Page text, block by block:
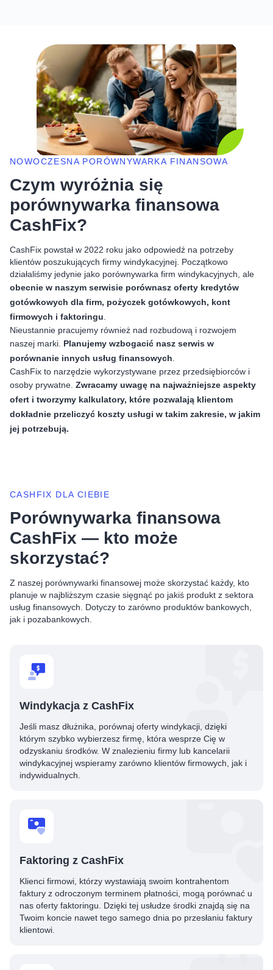
NOWOCZESNA PORÓWNYWARKA FINANSOWA
Czym wyróżnia się
porównywarka finansowa
CashFix?
CashFix powstał w 2022 roku jako odpowiedź na potrzeby
klientów poszukujących firmy windykacyjnej. Początkowo
działaliśmy jedynie jako porównywarka firm windykacyjnych, ale
obecnie w naszym serwisie porównasz oferty kredytów
gotówkowych dla firm, pożyczek gotówkowych, kont
firmowych i faktoringu
Nieustannie pracujemy również nad rozbudową i rozwojem
naszej marki. Planujemy wzbogacić nasz serwis w
porównanie innych usług finansowych
CashFix to narzędzie wykorzystywane przez przedsiębiorców i
osoby prywatne. Zwracamy uwagę na najważniejsze aspekty
ofert i tworzymy kalkulatory, które pozwalają klientom
dokładnie przeliczyć koszty usługi w takim zakresie, w jakim
jej potrzebują.
CASHFIX DLA CIEBIE
Porównywarka finansowa
CashFix — kto może
skorzystać?
Z naszej porównywarki finansowej może skorzystać każdy, kto
planuje w najbliższym czasie sięgnąć po jakiś produkt z sektora
usług finansowych. Dotyczy to zarówno produktów bankowych,
jak i pozabankowych.
Windykacja z CashFix
Jeśli masz dłużnika, porównaj oferty windykacji, dzięki
którym szybko wybierzesz firmę, która wesprze Cię w
odzyskaniu środków. W znalezieniu firmy lub kancelarii
windykacyjnej wspieramy zarówno klientów firmowych, jak i
indywidualnych.
Faktoring z CashFix
Klienci firmowi, którzy wystawiają swoim kontrahentom
faktury z odroczonym terminem płatności, mogą porównać u
nas oferty faktoringu. Dzięki tej usłudze środki znajdą się na
Twoim koncie nawet tego samego dnia po przesłaniu faktury
klientowi.